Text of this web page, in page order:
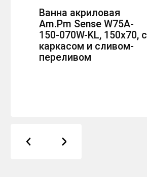
Ванна акриловая
Am.Pm Sense W75A-
150-070W-KL, 150х70, с
каркасом и сливом-
переливом